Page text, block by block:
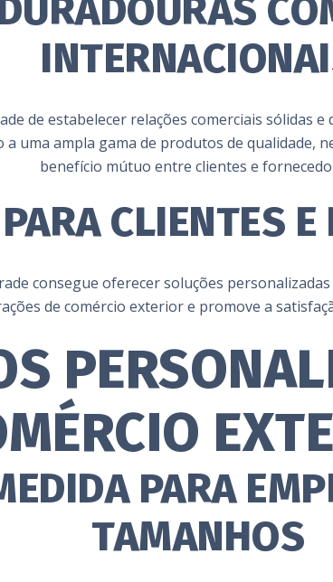
de estabelecer relações comerciais sólidas
uma ampla gama de produtos de qualidade,
benefício mútuo entre clientes e
CLIENTES E
consegue oferecer soluções
de comércio exterior e promove a
PARA
TAMANHOS